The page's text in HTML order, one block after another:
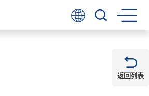
返回列表